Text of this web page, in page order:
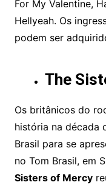
For My Valentine,
Hellyeah. Os
podem ser
The
Os britânicos do
história na década
Brasil para se
no Tom Brasil, em
Sisters of Mercy